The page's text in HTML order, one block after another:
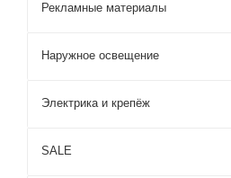
Рекламные материалы
Наружное освещение
Электрика и крепёж
SALE